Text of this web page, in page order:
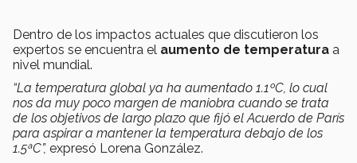
Dentro de los impactos actuales que discutieron los
expertos se encuentra el aumento de temperatura a
nivel mundial.
“La temperatura global ya ha aumentado 1.1ºC, lo cual
nos da muy poco margen de maniobra cuando se trata
de los objetivos de largo plazo que fijó el Acuerdo de París
para aspirar a mantener la temperatura debajo de los
1.5ªC”, expresó Lorena González.